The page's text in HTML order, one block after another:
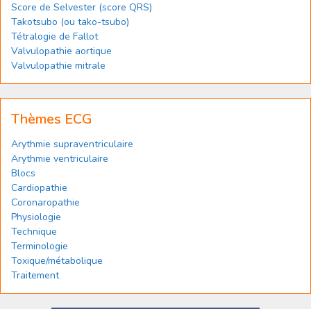
Score de Selvester (score QRS)
Takotsubo (ou tako-tsubo)
Tétralogie de Fallot
Valvulopathie aortique
Valvulopathie mitrale
Thèmes ECG
Arythmie supraventriculaire
Arythmie ventriculaire
Blocs
Cardiopathie
Coronaropathie
Physiologie
Technique
Terminologie
Toxique/métabolique
Traitement